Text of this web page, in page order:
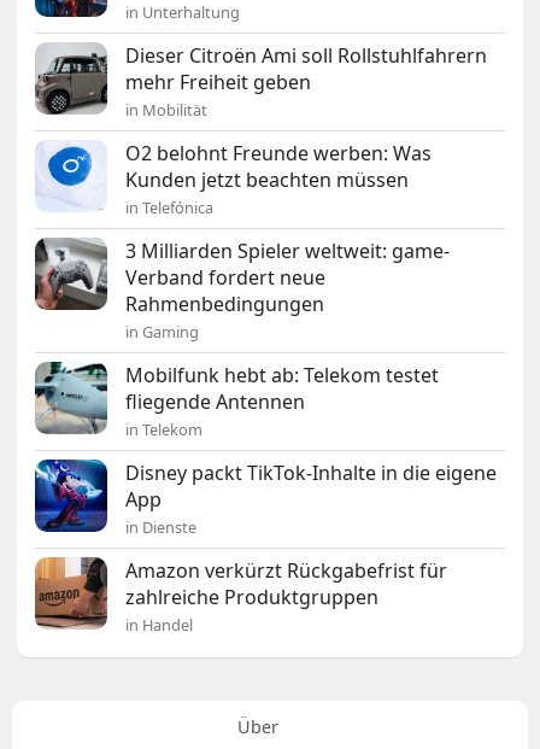
in Unterhaltung
Dieser Citroën Ami soll Rollstuhlfahrern
mehr Freiheit geben
in Mobilität
O2 belohnt Freunde werben: Was
Kunden jetzt beachten müssen
in Telefónica
3 Milliarden Spieler weltweit: game-
Verband fordert neue
Rahmenbedingungen
in Gaming
Mobilfunk hebt ab: Telekom testet
fliegende Antennen
in Telekom
Disney packt TikTok-Inhalte in die eigene
App
in Dienste
Amazon verkürzt Rückgabefrist für
zahlreiche Produktgruppen
in Handel
Über